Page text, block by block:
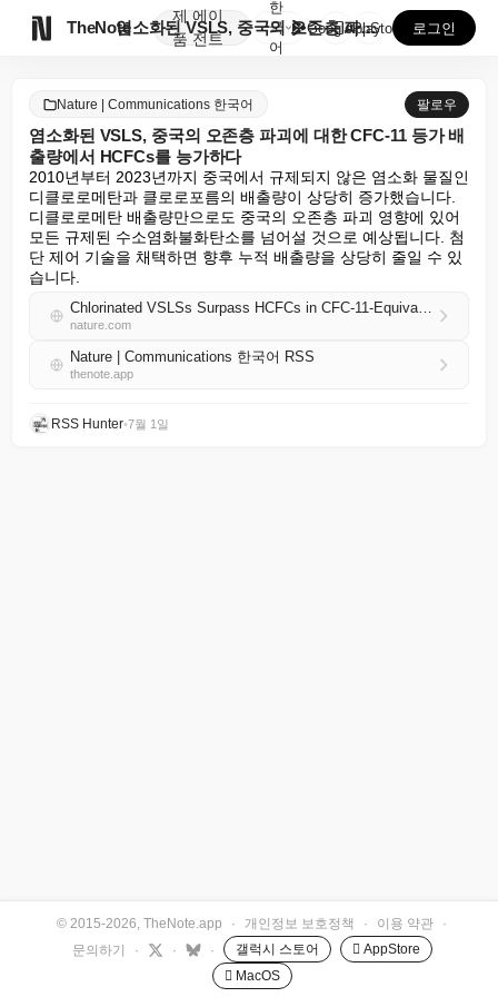
TheNote
제
품
에이
전트
염소화된 VSLS, 중국의 오존층 파괴에 대한 CFC-...
한
국
어
GooglePlay
AppStore 로그인
Nature | Communications 한국어 팔로우
염소화된 VSLS, 중국의 오존층 파괴에 대한 CFC-11 등가 배
출량에서 HCFCs를 능가하다
2010년부터 2023년까지 중국에서 규제되지 않은 염소화 물질인
디클로로메탄과 클로로포름의 배출량이 상당히 증가했습니다.
디클로로메탄 배출량만으로도 중국의 오존층 파괴 영향에 있어
모든 규제된 수소염화불화탄소를 넘어설 것으로 예상됩니다. 첨
단 제어 기술을 채택하면 향후 누적 배출량을 상당히 줄일 수 있
습니다.
Chlorinated VSLSs Surpass HCFCs in CFC-11-Equivalent Emissions for Ozone Layer Depletion in China
nature.com
Nature | Communications 한국어 RSS
thenote.app
RSS Hunter•7월 1일
© 2015-2026, TheNote.app · 개인정보 보호정책 · 이용 약관
·
문의하기
· · · 갤럭시 스토어
 AppStore
 MacOS